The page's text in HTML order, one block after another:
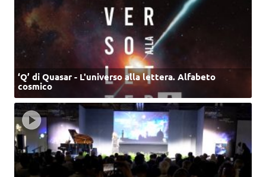
‘Q’ di Quasar - L'universo alla lettera. Alfabeto
cosmico